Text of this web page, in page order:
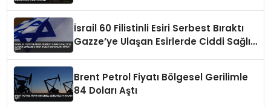
İsrail 60 Filistinli Esiri Serbest Bıraktı
Gazze’ye Ulaşan Esirlerde Ciddi Sağlık
Brent Petrol Fiyatı Bölgesel Gerilimle
84 Doları Aştı